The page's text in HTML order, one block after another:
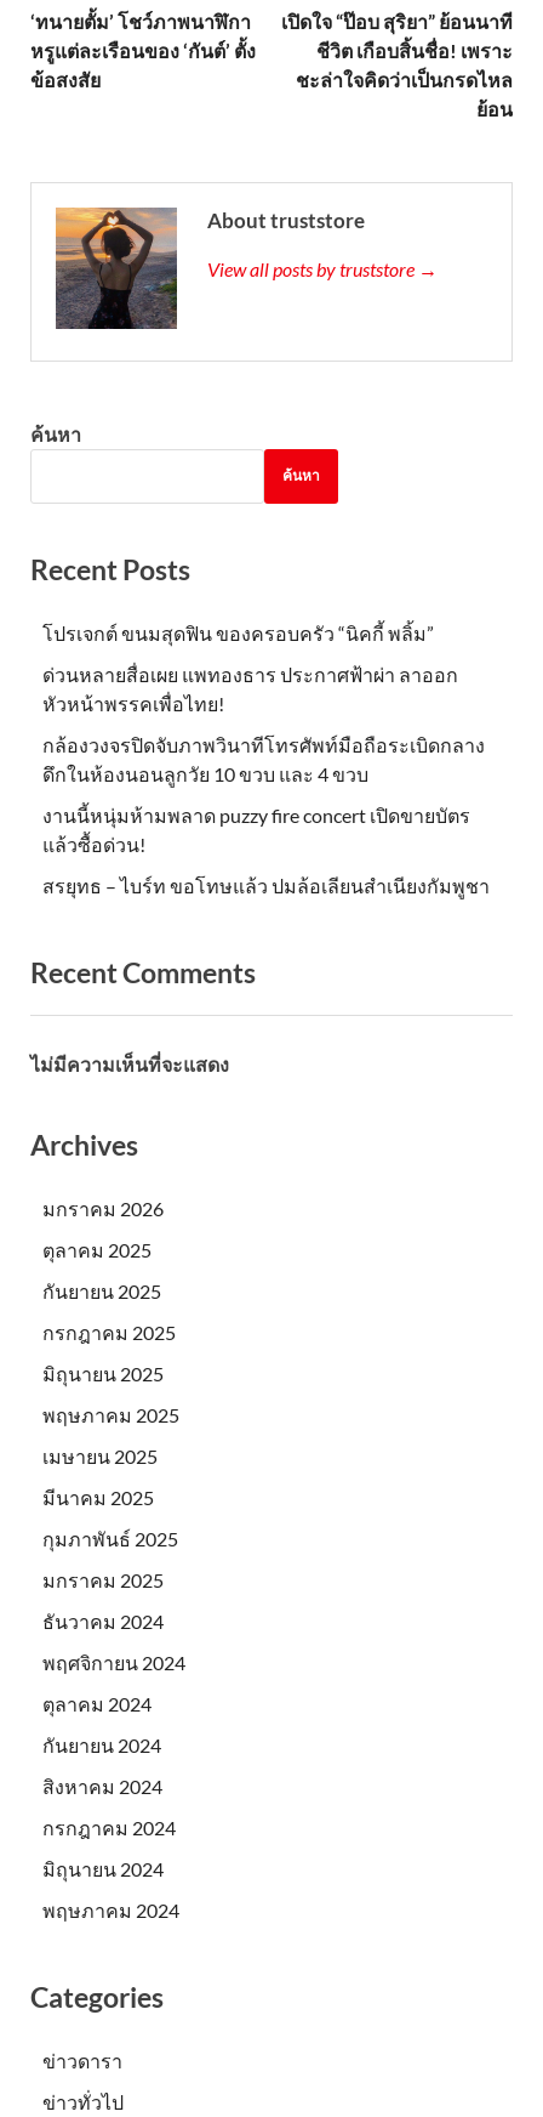
‘ทนายตั้ม’ โชว์ภาพนาฬิกา
หรูแต่ละเรือนของ ‘กันต์’ ตั้ง
ข้อสงสัย
เปิดใจ “ป๊อบ สุริยา” ย้อนนาที
ชีวิต เกือบสิ้นชื่อ! เพราะ
ชะล่าใจคิดว่าเป็นกรดไหล
ย้อน
About truststore
View all posts by truststore →
ค้นหา
ค้นหา
Recent Posts
โปรเจกต์ ขนมสุดฟิน ของครอบครัว “นิคกี้ พลิ้ม”
ด่วนหลายสื่อเผย แพทองธาร ประกาศฟ้าผ่า ลาออก
หัวหน้าพรรคเพื่อไทย!
กล้องวงจรปิดจับภาพวินาทีโทรศัพท์มือถือระเบิดกลาง
ดึกในห้องนอนลูกวัย 10 ขวบ และ 4 ขวบ
งานนี้หนุ่มห้ามพลาด puzzy fire concert เปิดขายบัตร
แล้วซื้อด่วน!
สรยุทธ – ไบร์ท ขอโทษแล้ว ปมล้อเลียนสำเนียงกัมพูชา
Recent Comments
ไม่มีความเห็นที่จะแสดง
Archives
มกราคม 2026
ตุลาคม 2025
กันยายน 2025
กรกฎาคม 2025
มิถุนายน 2025
พฤษภาคม 2025
เมษายน 2025
มีนาคม 2025
กุมภาพันธ์ 2025
มกราคม 2025
ธันวาคม 2024
พฤศจิกายน 2024
ตุลาคม 2024
กันยายน 2024
สิงหาคม 2024
กรกฎาคม 2024
มิถุนายน 2024
พฤษภาคม 2024
Categories
ข่าวดารา
ข่าวทั่วไป